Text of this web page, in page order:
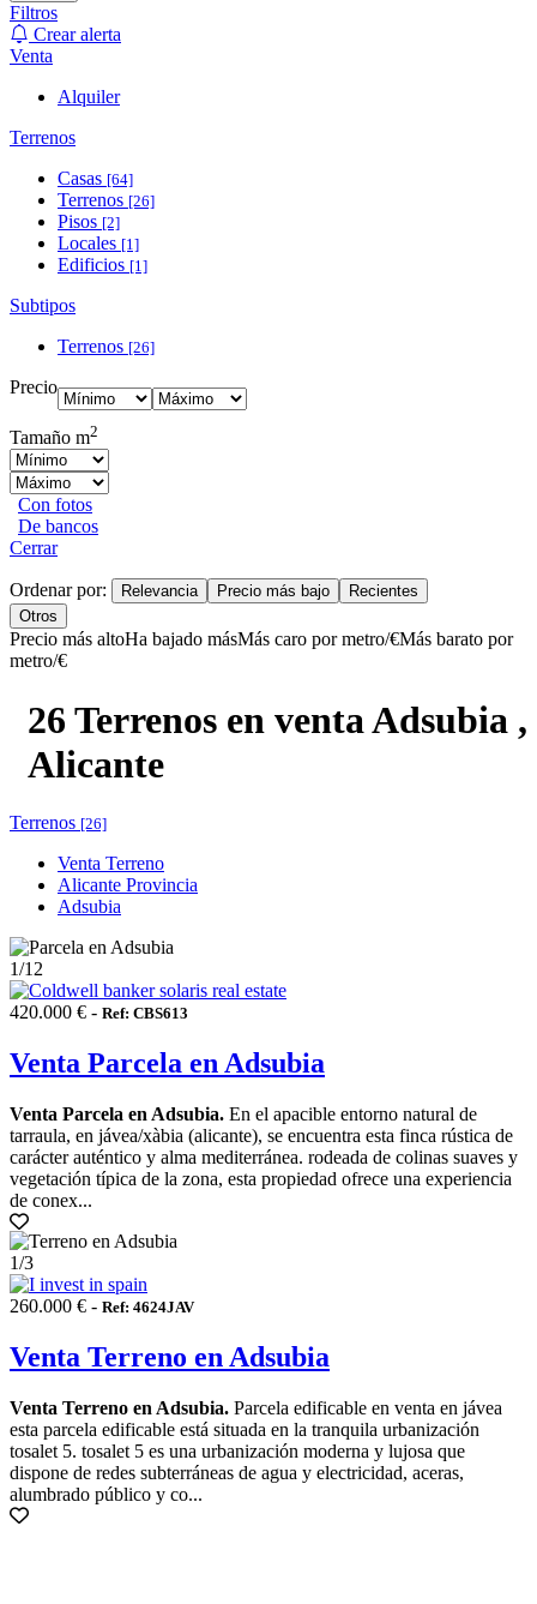
Filtros
Crear alerta
Venta
Alquiler
Terrenos
Casas [64]
Terrenos [26]
Pisos [2]
Locales [1]
Edificios [1]
Subtipos
Terrenos [26]
Precio
Tamaño m2
Con fotos
De bancos
Cerrar
Ordenar por: Relevancia Precio más bajo
Recientes
Otros
Precio más altoHa bajado másMás caro por metro/€Más barato por
metro/€
26 Terrenos en venta Adsubia ,
Alicante
Terrenos [26]
Venta Terreno
Alicante Provincia
Adsubia
1/12
420.000 € - Ref: CBS613
Venta Parcela en Adsubia
Venta Parcela en Adsubia. En el apacible entorno natural de
tarraula, en jávea/xàbia (alicante), se encuentra esta finca rústica de
carácter auténtico y alma mediterránea. rodeada de colinas suaves y
vegetación típica de la zona, esta propiedad ofrece una experiencia
de conex...
1/3
260.000 € - Ref: 4624JAV
Venta Terreno en Adsubia
Venta Terreno en Adsubia. Parcela edificable en venta en jávea
esta parcela edificable está situada en la tranquila urbanización
tosalet 5. tosalet 5 es una urbanización moderna y lujosa que
dispone de redes subterráneas de agua y electricidad, aceras,
alumbrado público y co...